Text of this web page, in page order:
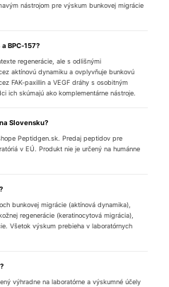
nástrojom pre výskum bunkovej migrácie
BPC‑157?
regenerácie, ale s odlišnými
aktínovú dynamiku a ovplyvňuje bunkovú
FAK-paxillin a VEGF dráhy s osobitným
ich skúmajú ako komplementárne nástroje.
Slovensku?
Peptidgen.sk. Predaj peptidov pre
v EÚ. Produkt nie je určený na humánne
bunkovej migrácie (aktínová dynamika),
regenerácie (keratinocytová migrácia),
Všetok výskum prebieha v laboratórnych
výhradne na laboratórne a výskumné účely